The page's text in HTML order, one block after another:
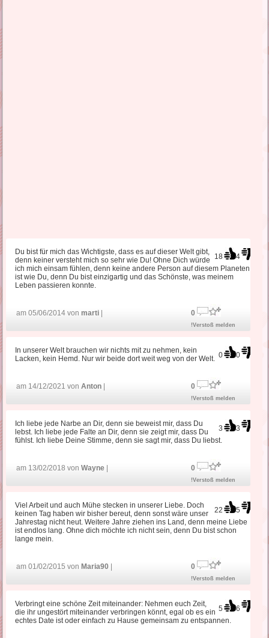
18 4
Du bist für mich das Wichtigste, dass es auf dieser Welt gibt,
denn keiner versteht mich so sehr wie Du! Ohne Dich würde
ich mich einsam fühlen, denn keine andere Person auf diesem Planeten
ist wie Du, denn Du bist einzigartig und das Schönste, was meinem
Leben passieren konnte.
am 05/06/2014 vonmarti 0
!Verstoß melden
0 0
In unserer Welt brauchen wir nichts mit zu nehmen, kein
Lacken, kein Hemd. Nur wir beide dort weit weg von der Welt.
am 14/12/2021 vonAnton 0
!Verstoß melden
3 3
Ich liebe jede Narbe an Dir, denn sie beweist mir, dass Du
lebst. Ich liebe jede Falte an Dir, denn sie zeigt mir, dass Du
fühlst. Ich liebe Deine Stimme, denn sie sagt mir, dass Du liebst.
am 13/02/2018 vonWayne 0
!Verstoß melden
22 5
Viel Arbeit und auch Mühe stecken in unserer Liebe. Doch
keinen Tag haben wir bisher bereut, denn sonst wäre unser
Jahrestag nicht heut. Weitere Jahre ziehen ins Land, denn meine Liebe
ist endlos lang. Ohne dich möchte ich nicht sein, denn Du bist schon
lange mein.
am 01/02/2015 von Maria90 0
!Verstoß melden
5 6
Verbringt eine schöne Zeit miteinander: Nehmen euch Zeit,
die ihr ungestört miteinander verbringen könnt, egal ob es ein
echtes Date ist oder einfach zu Hause gemeinsam zu entspannen.